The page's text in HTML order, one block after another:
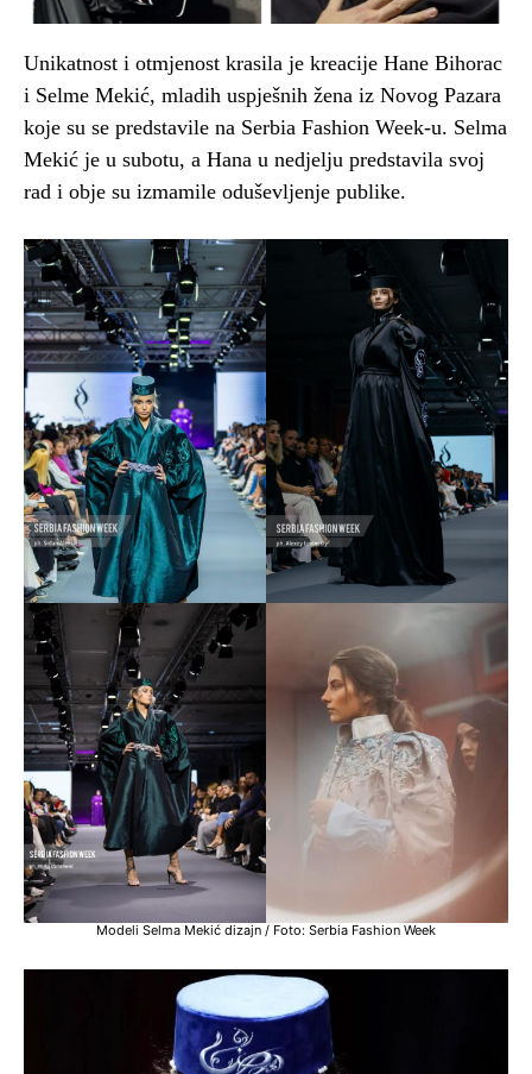
Unikatnost i otmjenost krasila je kreacije Hane Bihorac
i Selme Mekić, mladih uspješnih žena iz Novog Pazara
koje su se predstavile na Serbia Fashion Week-u. Selma
Mekić je u subotu, a Hana u nedjelju predstavila svoj
rad i obje su izmamile oduševljenje publike.
Modeli Selma Mekić dizajn / Foto: Serbia Fashion Week